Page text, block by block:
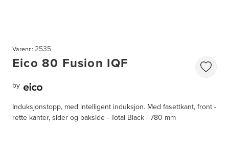
Varenr.: 2535
Eico 80 Fusion IQF
by
Induksjonstopp, med intelligent induksjon. Med fasettkant, front -
rette kanter, sider og bakside - Total Black - 780 mm